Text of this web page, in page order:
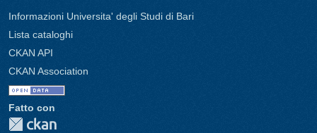
Informazioni Universita' degli Studi di Bari
Lista cataloghi
CKAN API
CKAN Association
Fatto con